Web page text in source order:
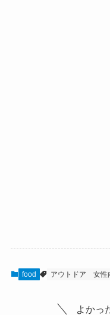
food アウトドア 女性
よかっ